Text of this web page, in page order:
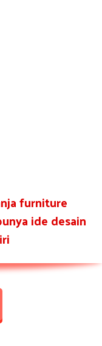
furniture
ide desain